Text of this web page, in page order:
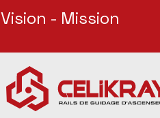
Vision - Mission